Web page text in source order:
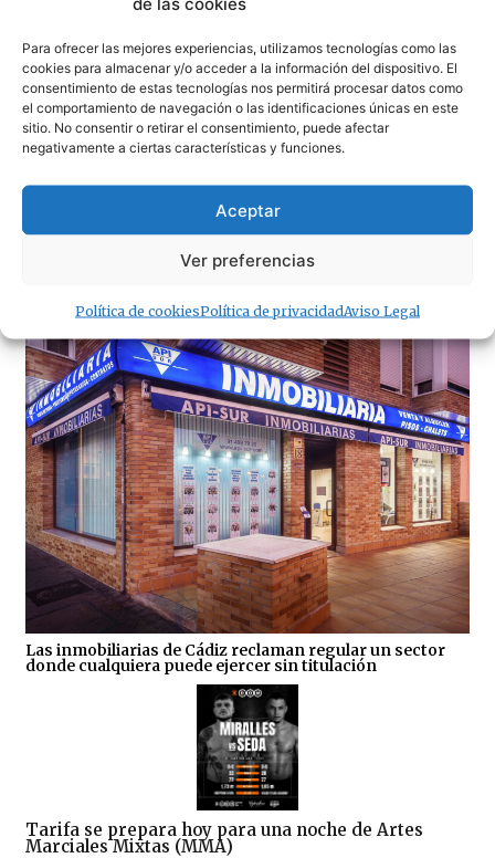
Para ofrecer las mejores experiencias, utilizamos tecnologías como las
cookies para almacenar y/o acceder a la información del dispositivo. El
consentimiento de estas tecnologías nos permitirá procesar datos como
el comportamiento de navegación o las identificaciones únicas en este
sitio. No consentir o retirar el consentimiento, puede afectar
negativamente a ciertas características y funciones.
Aceptar
Ver preferencias
Política de cookiesPolítica de privacidadAviso Legal
Las inmobiliarias de Cádiz reclaman regular un sector
donde cualquiera puede ejercer sin titulación
Tarifa se prepara hoy para una noche de Artes
Marciales Mixtas (MMA)